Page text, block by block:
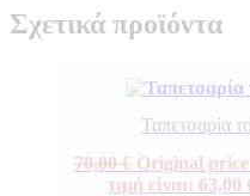
Σχετικά προϊόντα
Ταπετσαρία
70,00€ Original price
τιμή είναι: 63,00